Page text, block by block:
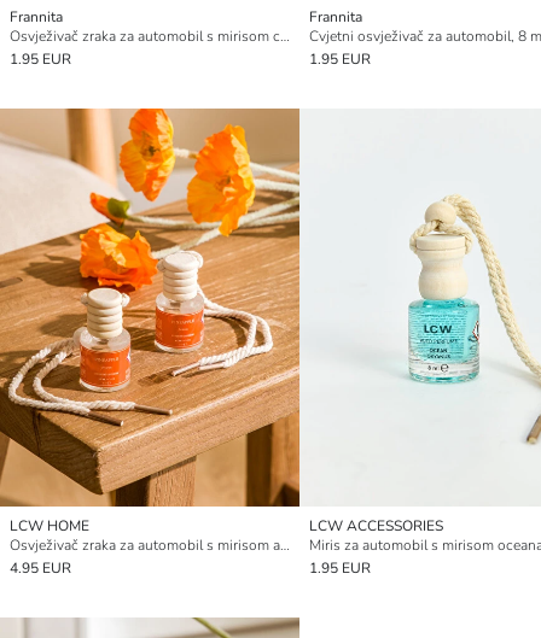
Frannita
Osvježivač zraka za automobil s mirisom cvijeća 8 ml
1.95 EUR
Frannita
Cvjetni osvježivač za automobil, 8
1.95 EUR
LCW HOME
Osvježivač zraka za automobil s mirisom ananasa, pakiranje od 2, 8 ml
4.95 EUR
LCW ACCESSORIES
Miris za automobil s mirisom
1.95 EUR